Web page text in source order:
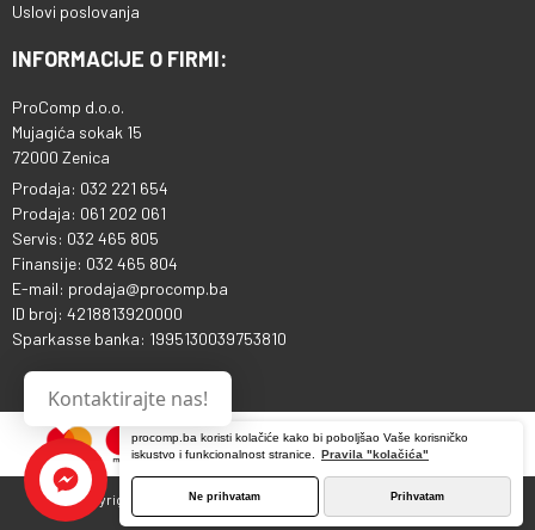
procomp.ba koristi kolačiće kako bi poboljšao Vaše korisničko
iskustvo i funkcionalnost stranice.
Pravila "kolačića"
Ne prihvatam Prihvatam
Uslovi poslovanja
INFORMACIJE O FIRMI:
ProComp d.o.o.
Mujagića sokak 15
72000 Zenica
Prodaja: 032 221 654
Prodaja: 061 202 061
Servis: 032 465 805
Finansije: 032 465 804
E-mail: prodaja@procomp.ba
ID broj: 4218813920000
Sparkasse banka: 1995130039753810
Copyright © 2013 - 2026 ProComp d.o.o. Sva prava pridržana.
Kontaktirajte nas!